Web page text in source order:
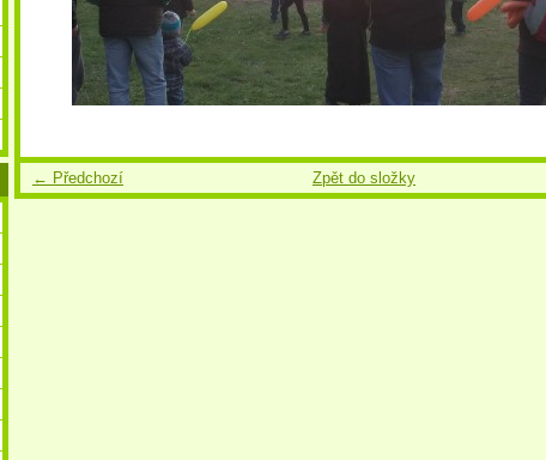
← Předchozí Zpět do složky